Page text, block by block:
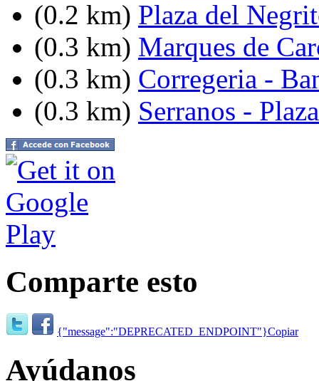
(0.2 km) Plaza del
(0.3 km) Marques de
(0.3 km) Corregeria -
(0.3 km) Serranos -
Comparte esto
{"message":"DEPRECATED_ENDPOINT"}Copiar
Ayúdanos